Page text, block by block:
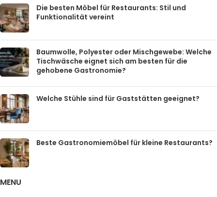
Die besten Möbel für Restaurants: Stil und
Funktionalität vereint
Baumwolle, Polyester oder Mischgewebe: Welche
Tischwäsche eignet sich am besten für die
gehobene Gastronomie?
Welche Stühle sind für Gaststätten geeignet?
Beste Gastronomiemöbel für kleine Restaurants?
MENU